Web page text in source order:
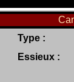
Type :
Essieux :